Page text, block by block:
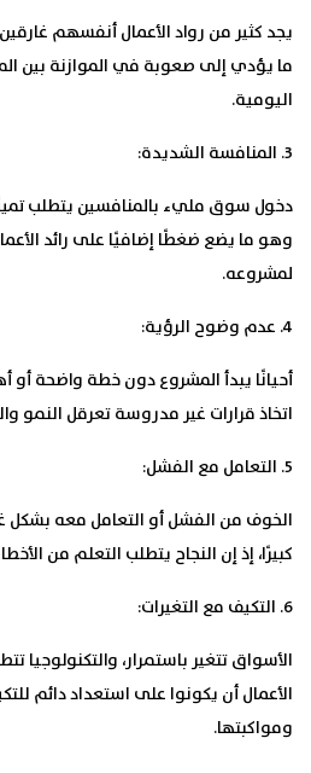
يجد كثير من رواد الأعمال أنفسهم
ما يؤدي إلى صعوبة في الموازنة بين
اليومية.
3. المنافسة الشديدة:
دخول سوق مليء بالمنافسين يتطلب
وهو ما يضع ضغطًا إضافيًا على رائد
لمشروعه.
4. عدم وضوح الرؤية:
أحيانًا يبدأ المشروع دون خطة واضحة
اتخاذ قرارات غير مدروسة تعرقل النمو
5. التعامل مع الفشل:
الخوف من الفشل أو التعامل معه بشكل
كبيرًا، إذ إن النجاح يتطلب التعلم من
6. التكيف مع التغيرات:
الأسواق تتغير باستمرار، والتكنولوجيا
الأعمال أن يكونوا على استعداد دائم
ومواكبتها.